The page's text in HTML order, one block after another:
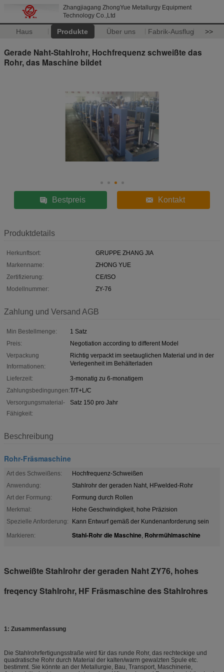
Zhangjiagang ZhongYue Metallurgy Equipment
Technology Co.,Ltd
Haus Produkte Über uns Fabrik-Ausflug >>
Gerade Naht-Stahlrohr, Hochfrequenz schweißte das
Rohr, das Maschine bildet
Bestpreis Kontakt
Produktdetails
Herkunftsort:
GRUPPE ZHANG JIA
Markenname:
ZHONG YUE
Zertifizierung:
CE/ISO
Modellnummer:
ZY-76
Zahlung und Versand AGB
Min Bestellmenge:
1 Satz
Preis:
Negotiation according to different Model
Verpackung
Informationen:
Richtig verpackt im seetauglichen Material und in der
Verlegenheit im Behälterladen
Lieferzeit:
3-monatig zu 6-monatigem
Zahlungsbedingungen:T/T+L/C
Versorgungsmaterial-
Fähigkeit:
Satz 150 pro Jahr
Beschreibung
Rohr-Fräsmaschine
Art des Schweißens:
Hochfrequenz-Schweißen
Anwendung:
Stahlrohr der geraden Naht, HFwelded-Rohr
Art der Formung:
Formung durch Rollen
Merkmal:
Hohe Geschwindigkeit, hohe Präzision
Spezielle Anforderung:
Kann Entwurf gemäß der Kundenanforderung sein
Markieren:
Stahl-Rohr die Maschine, Rohrmühlmaschine
Schweißte Stahlrohr der geraden Naht ZY76, hohes
freqency Stahlrohr, HF Fräsmaschine des Stahlrohres
1: Zusammenfassung
Die Stahlrohrfertigungsstraße wird für das runde Rohr, das rechteckige und
quadratische Rohr durch Material der kalten/warm gewalzten Spule etc.
bestimmt. Sie könnte an der Metallurgie, Bau, Transport, Maschinerie,